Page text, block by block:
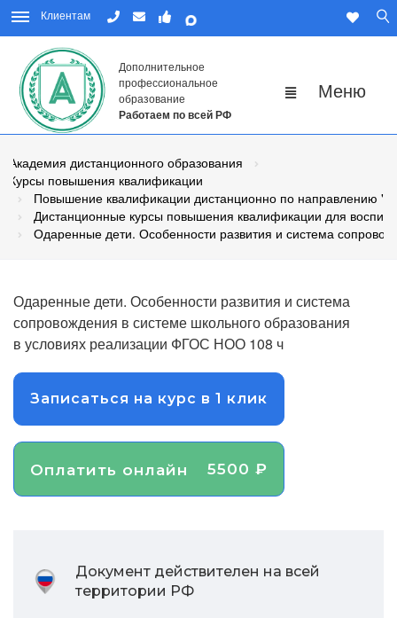
Клиентам
Дополнительное
профессиональное
образование
Работаем по всей РФ
Академия дистанционного образования
Курсы повышения квалификации
Повышение квалификации дистанционно по направлению
Дистанционные курсы повышения квалификации для
Одаренные дети. Особенности развития и система
Одаренные дети. Особенности развития и система
сопровождения в системе школьного образования
в условиях реализации ФГОС НОО 108 ч
Записаться на курс в 1 клик
Оплатить онлайн 5500 ₽
Документ действителен на всей
территории РФ